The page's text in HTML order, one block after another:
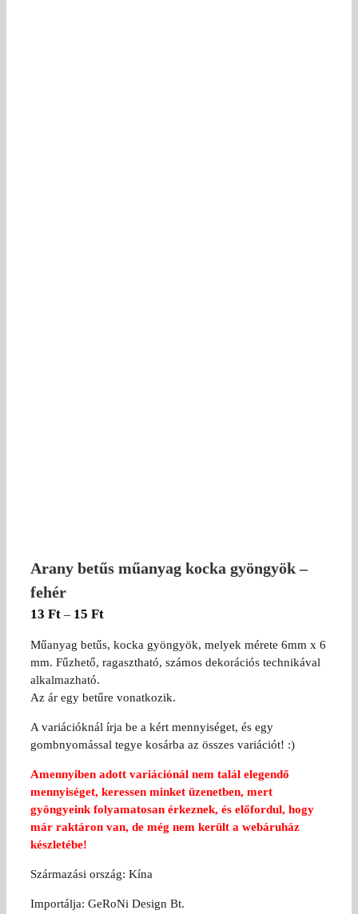
Arany betűs műanyag kocka gyöngyök –
fehér
13 Ft – 15 Ft
Műanyag betűs, kocka gyöngyök, melyek mérete 6mm x 6
mm. Fűzhető, ragasztható, számos dekorációs technikával
alkalmazható.
Az ár egy betűre vonatkozik.
A variációknál írja be a kért mennyiséget, és egy
gombnyomással tegye kosárba az összes variációt! :)
Amennyiben adott variációnál nem talál elegendő
mennyiséget, keressen minket üzenetben, mert
gyöngyeink folyamatosan érkeznek, és előfordul, hogy
már raktáron van, de még nem került a webáruház
készletébe!
Származási ország: Kína
Importálja: GeRoNi Design Bt.